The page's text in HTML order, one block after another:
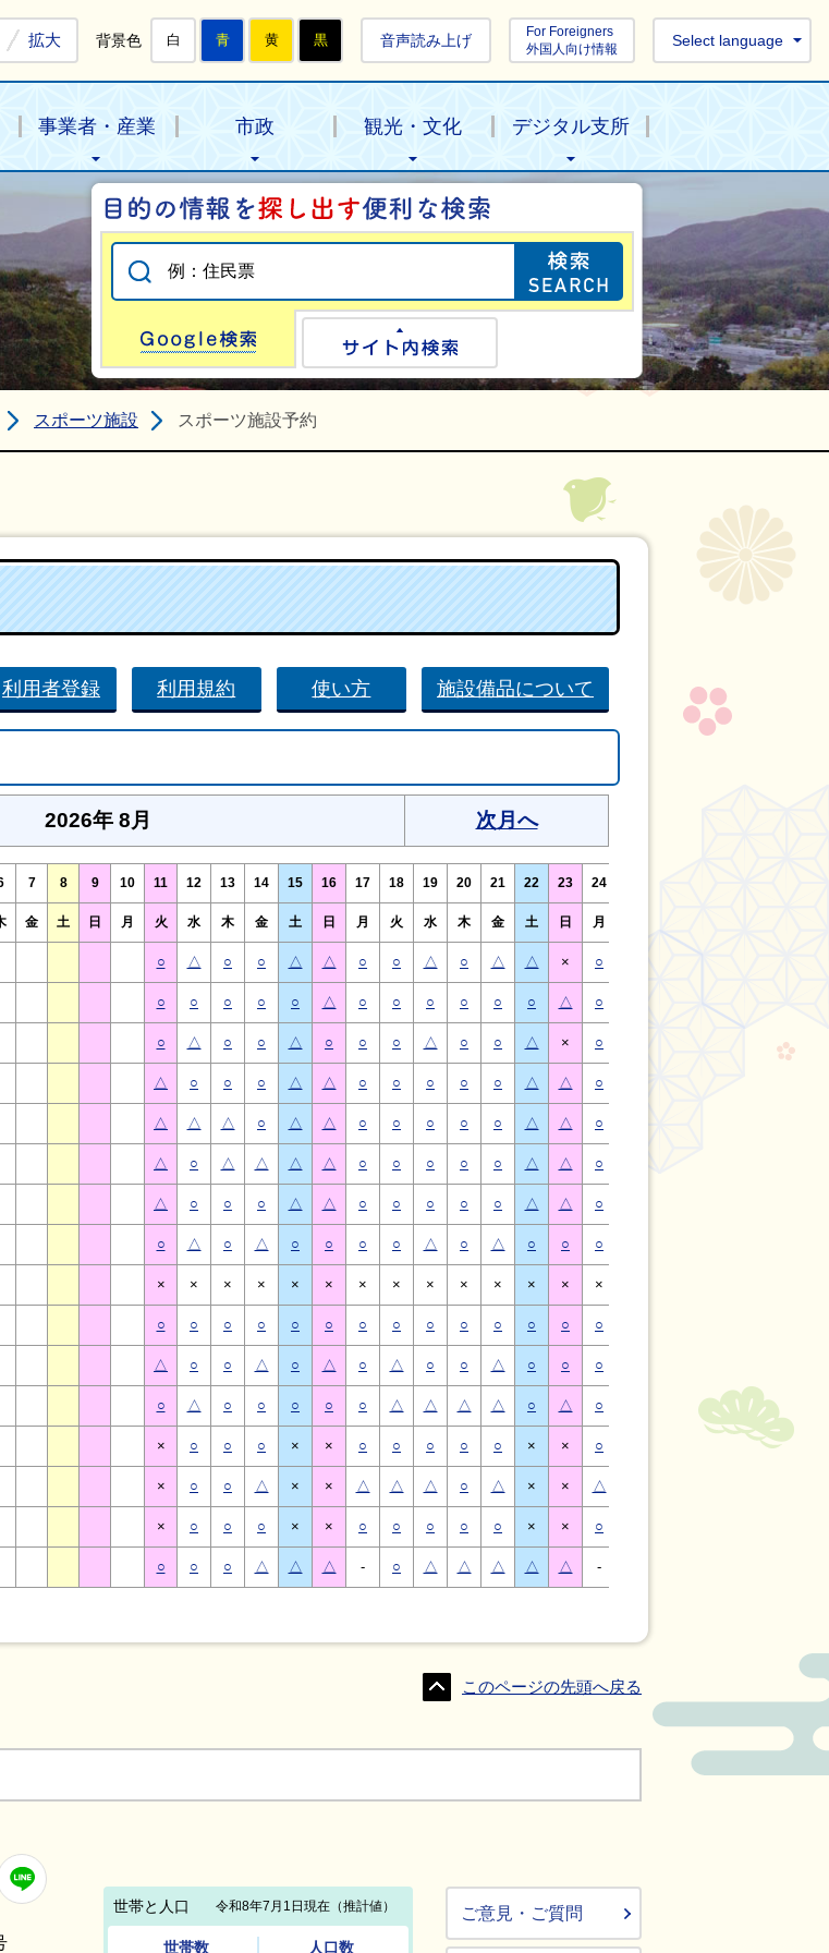
拡大 背景色 白 青 黄 黒 音声読み上げ
For Foreigners
外国人向け情報
Select language
事業者・産業 市政 観光・文化 デジタル支所
目的の情報を探
Google検索
スポーツ施設 スポーツ施設予約
利用者登録 利用規約 使い方 施設備品について
2026年 8月 次月へ
7 8 9 10 11 12 13 14 15 16 17 18 19 20 21 22 23 24
金 土 日 月 火 水 木 金 土 日 月 火 水 木 金 土 日 月
○ △ ○ ○ △ △ ○ ○ △ ○ △ △ × ○
○ ○ ○ ○ ○ △ ○ ○ ○ ○ ○ ○ △ ○ ○
○ △ ○ ○ △ ○ ○ ○ △ ○ ○ △ × ○
△ ○ ○ ○ △ △ ○ ○ ○ ○ ○ △ △ ○
△ △ △ ○ △ △ ○ ○ ○ ○ ○ △ △ ○
△ ○ △ △ △ △ ○ ○ ○ ○ ○ △ △ ○
△ ○ ○ ○ △ △ ○ ○ ○ ○ ○ △ △ ○
○ △ ○ △ ○ ○ ○ ○ △ ○ △ ○ ○ ○
× × × × × × × × × × × × × ×
○ ○ ○ ○ ○ ○ ○ ○ ○ ○ ○ ○ ○ ○
△ ○ ○ △ ○ △ ○ △ ○ ○ △ ○ ○ ○
○ △ ○ ○ ○ ○ ○ △ △ △ △ ○ △ ○ △ △ ○
× ○ ○ ○ × × ○ ○ ○ ○ ○ × × ○ ×
× ○ ○ △ × × △ △ △ ○ △ × × △
× ○ ○ ○ × × ○ ○ ○ ○ ○ × × ○
○ ○ ○ △ △ △ - ○ △ △ △ △ △ -
このページの先頭へ戻る
ご意見・ご質問